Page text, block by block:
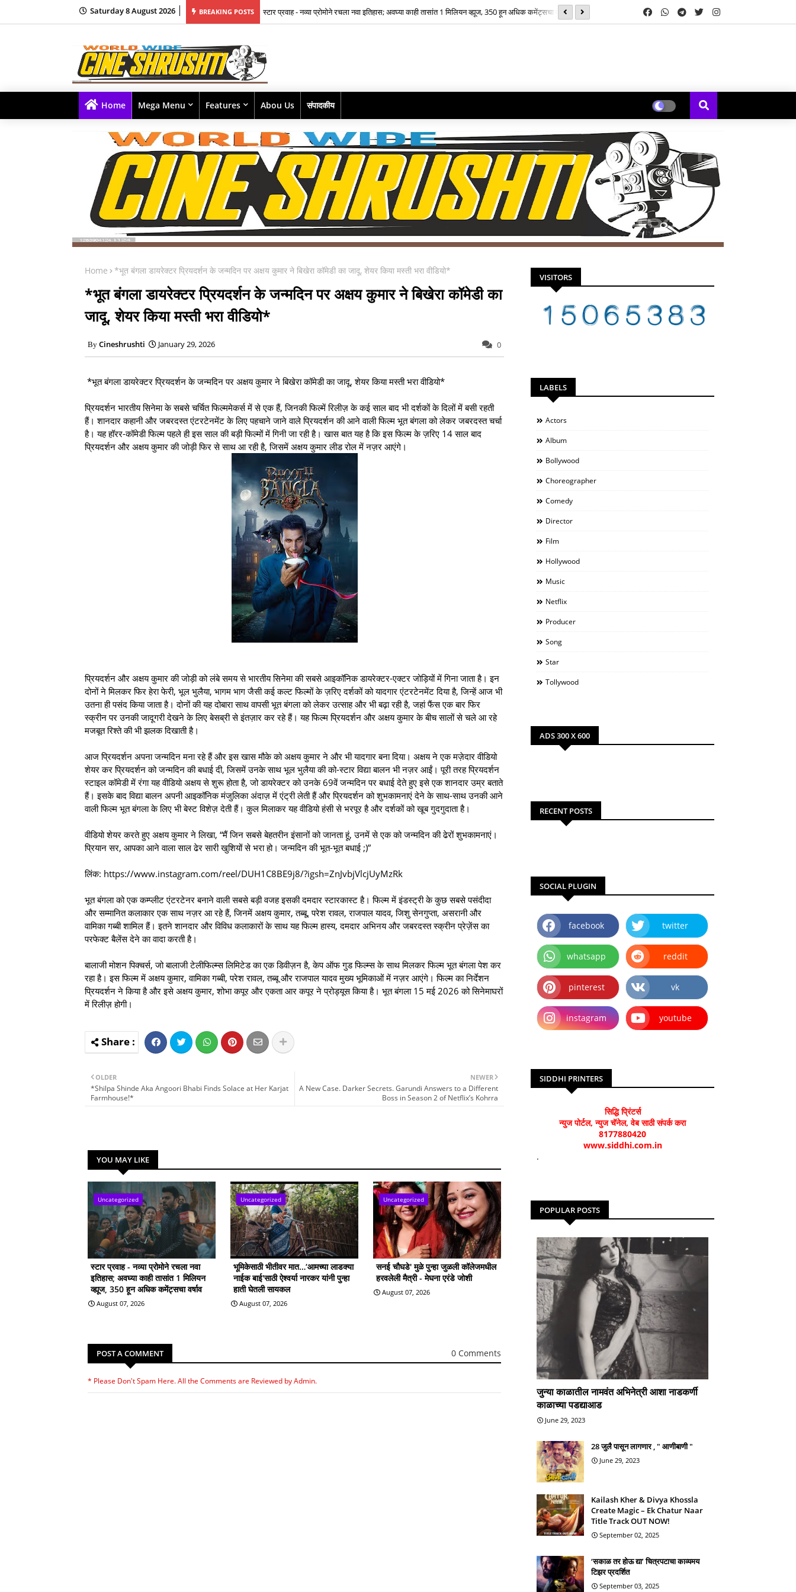
Saturday 8 August 2026 BREAKING POSTS
भूमिकेसाठी भीतीवर मात…‘आमच्या लाडक्या नाईक बाई'साठी ऐश्वर्या नारकर यांनी पुन्हा हाती घेतली सायकल
सनई चौघडे' मुळे पुन्हा जुळली कॉलेजमधील हरवलेली मैत्री - मेघना एरंडे जोशी
Home Mega Menu Features Abou Us संपादकीय
Home *भूत बंगला डायरेक्टर प्रियदर्शन के जन्मदिन पर अक्षय कुमार ने बिखेरा कॉमेडी का जादू, शेयर किया मस्ती भरा वीडियो*
*भूत बंगला डायरेक्टर प्रियदर्शन के जन्मदिन पर अक्षय कुमार ने बिखेरा कॉमेडी का
जादू, शेयर किया मस्ती भरा वीडियो*
Cineshrushti January 29, 2026 0
*भूत बंगला डायरेक्टर प्रियदर्शन के जन्मदिन पर अक्षय कुमार ने बिखेरा कॉमेडी का जादू, शेयर किया मस्ती भरा वीडियो*
प्रियदर्शन भारतीय सिनेमा के सबसे चर्चित फिल्ममेकर्स में से एक हैं, जिनकी फिल्में रिलीज़ के कई साल बाद भी दर्शकों के दिलों में बसी रहती
हैं। शानदार कहानी और जबरदस्त एंटरटेनमेंट के लिए पहचाने जाने वाले प्रियदर्शन की आने वाली फिल्म भूत बंगला को लेकर जबरदस्त चर्चा
है। यह हॉरर-कॉमेडी फिल्म पहले ही इस साल की बड़ी फिल्मों में गिनी जा रही है। खास बात यह है कि इस फिल्म के ज़रिए 14 साल बाद
प्रियदर्शन और अक्षय कुमार की जोड़ी फिर से साथ आ रही है, जिसमें अक्षय कुमार लीड रोल में नज़र आएंगे।
प्रियदर्शन और अक्षय कुमार की जोड़ी को लंबे समय से भारतीय सिनेमा की सबसे आइकॉनिक डायरेक्टर-एक्टर जोड़ियों में गिना जाता है। इन
दोनों ने मिलकर फिर हेरा फेरी, भूल भुलैया, भागम भाग जैसी कई कल्ट फिल्मों के ज़रिए दर्शकों को यादगार एंटरटेनमेंट दिया है, जिन्हें आज भी
उतना ही पसंद किया जाता है। दोनों की यह दोबारा साथ वापसी भूत बंगला को लेकर उत्साह और भी बढ़ा रही है, जहां फैंस एक बार फिर
स्क्रीन पर उनकी जादूगरी देखने के लिए बेसब्री से इंतज़ार कर रहे हैं। यह फिल्म प्रियदर्शन और अक्षय कुमार के बीच सालों से चले आ रहे
मजबूत रिश्ते की भी झलक दिखाती है।
आज प्रियदर्शन अपना जन्मदिन मना रहे हैं और इस खास मौके को अक्षय कुमार ने और भी यादगार बना दिया। अक्षय ने एक मज़ेदार वीडियो
शेयर कर प्रियदर्शन को जन्मदिन की बधाई दी, जिसमें उनके साथ भूल भुलैया की को-स्टार विद्या बालन भी नज़र आईं। पूरी तरह प्रियदर्शन
स्टाइल कॉमेडी में रंगा यह वीडियो अक्षय से शुरू होता है, जो डायरेक्टर को उनके 69वें जन्मदिन पर बधाई देते हुए इसे एक शानदार उम्र बताते
हैं। इसके बाद विद्या बालन अपनी आइकॉनिक मंजुलिका अंदाज़ में एंट्री लेती हैं और प्रियदर्शन को शुभकामनाएं देने के साथ-साथ उनकी आने
वाली फिल्म भूत बंगला के लिए भी बेस्ट विशेज़ देती हैं। कुल मिलाकर यह वीडियो हंसी से भरपूर है और दर्शकों को खूब गुदगुदाता है।
वीडियो शेयर करते हुए अक्षय कुमार ने लिखा, “मैं जिन सबसे बेहतरीन इंसानों को जानता हूं, उनमें से एक को जन्मदिन की ढेरों शुभकामनाएं।
प्रियान सर, आपका आने वाला साल ढेर सारी खुशियों से भरा हो। जन्मदिन की भूत-भूत बधाई ;)”
लिंक: https://www.instagram.com/reel/DUH1C8BE9j8/?igsh=ZnJvbjVlcjUyMzRk
भूत बंगला को एक कम्प्लीट एंटरटेनर बनाने वाली सबसे बड़ी वजह इसकी दमदार स्टारकास्ट है। फिल्म में इंडस्ट्री के कुछ सबसे पसंदीदा
और सम्मानित कलाकार एक साथ नज़र आ रहे हैं, जिनमें अक्षय कुमार, तब्बू, परेश रावल, राजपाल यादव, जिशु सेनगुप्ता, असरानी और
वामिका गब्बी शामिल हैं। इतने शानदार और विविध कलाकारों के साथ यह फिल्म हास्य, दमदार अभिनय और जबरदस्त स्क्रीन प्रेज़ेंस का
परफेक्ट बैलेंस देने का वादा करती है।
बालाजी मोशन पिक्चर्स, जो बालाजी टेलीफिल्म्स लिमिटेड का एक डिवीज़न है, केप ऑफ गुड फिल्म्स के साथ मिलकर फिल्म भूत बंगला पेश कर
रहा है। इस फिल्म में अक्षय कुमार, वामिका गब्बी, परेश रावल, तब्बू और राजपाल यादव मुख्य भूमिकाओं में नज़र आएंगे। फिल्म का निर्देशन
प्रियदर्शन ने किया है और इसे अक्षय कुमार, शोभा कपूर और एकता आर कपूर ने प्रोड्यूस किया है। भूत बंगला 15 मई 2026 को सिनेमाघरों
में रिलीज़ होगी।
NEWER
A New Case. Darker Secrets. Garundi Answers to a Different
Boss in Season 2 of Netflix’s Kohrra
OLDER
*Shilpa Shinde Aka Angoori Bhabi Finds Solace at Her Karjat
Farmhouse!*
YOU MAY LIKE
Uncategorized
स्टार प्रवाह - नव्या प्रोमोने रचला नवा
इतिहास; अवघ्या काही तासांत 1 मिलियन
व्ह्यूज, 350 हून अधिक कमेंट्सचा वर्षाव
August 07, 2026
Uncategorized
भूमिकेसाठी भीतीवर मात…‘आमच्या लाडक्या
नाईक बाई'साठी ऐश्वर्या नारकर यांनी पुन्हा
हाती घेतली सायकल
August 07, 2026
Uncategorized
सनई चौघडे' मुळे पुन्हा जुळली कॉलेजमधील
हरवलेली मैत्री - मेघना एरंडे जोशी
August 07, 2026
POST A COMMENT 0 Comments
* Please Don't Spam Here. All the Comments are Reviewed by Admin.
VISITORS
LABELS
Actors
Album
Bollywood
Choreographer
Comedy
Director
Film
Hollywood
Music
Netflix
Producer
Song
Star
Tollywood
ADS 300 X 600
RECENT POSTS
SOCIAL PLUGIN
facebook twitter
whatsapp reddit
pinterest vk
instagram youtube
SIDDHI PRINTERS
सिद्धि प्रिंटर्स
न्युज पोर्टल, न्युज चॅनेल, वेब साठी संपर्क करा
8177880420
www.siddhi.com.in
.
POPULAR POSTS
जुन्या काळातील नामवंत अभिनेत्री आशा नाडकर्णी
काळाच्या पडद्याआड
June 29, 2023
28 जुलै पासून लागणार , " आणीबाणी "
June 29, 2023
Kailash Kher & Divya Khossla
Create Magic – Ek Chatur Naar
Title Track OUT NOW!
September 02, 2025
‘सकाळ तर होऊ द्या’ चित्रपटाचा काव्यमय
टिझर प्रदर्शित
September 03, 2025